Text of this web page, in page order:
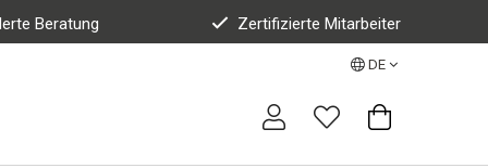
Beratung Zertifizierte Mitarbeiter
DE